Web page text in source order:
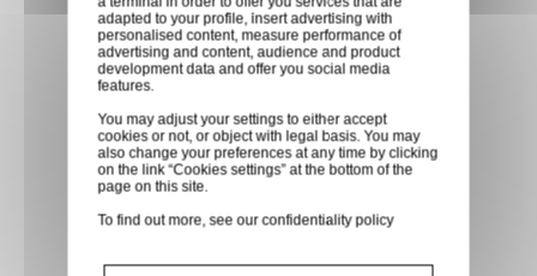
Notre équipe d'experts est
prête à vous fournir des
réponses rapides. Envoyez-
nous un mail aujourd'hui pour
bénéficier de conseils
recevoir un devis personnalisé,
adapté à vos besoins
adapted to your profile, insert advertising with
personalised content, measure performance of
advertising and content, audience and product
development data and offer you social media
features.
You may adjust your settings to either accept
cookies or not, or object with legal basis. You may
also change your preferences at any time by clicking
on the link “Cookies settings” at the bottom of the
page on this site.
To find out more, see ourconfidentiality policy